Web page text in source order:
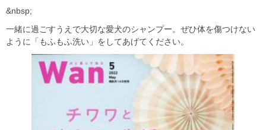
&nbsp;
一緒に過ごすうえで大切な愛犬のシャンプー。ぜひ体を傷つけない
ように「もふもふ洗い」をしてあげてください。